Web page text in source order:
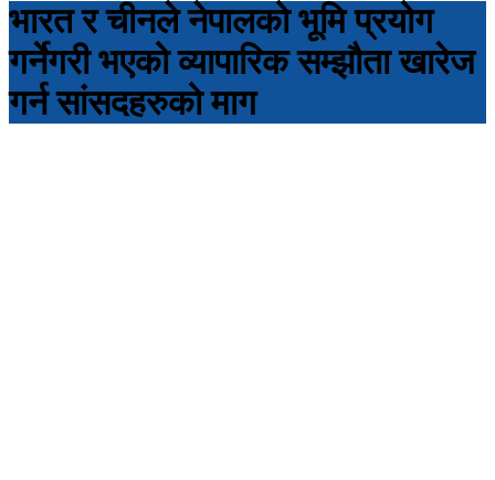
भारत र चीनले नेपालको भूमि प्रयोग
गर्नेगरी भएको व्यापारिक सम्झौता खारेज
गर्न सांसदहरुको माग